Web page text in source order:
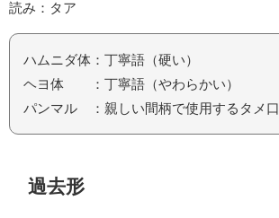
読み：タア
ハムニダ体：丁寧語（硬い）
ヘヨ体 ：丁寧語（やわらかい）
パンマル ：親しい間柄で使用するタメ口
過去形